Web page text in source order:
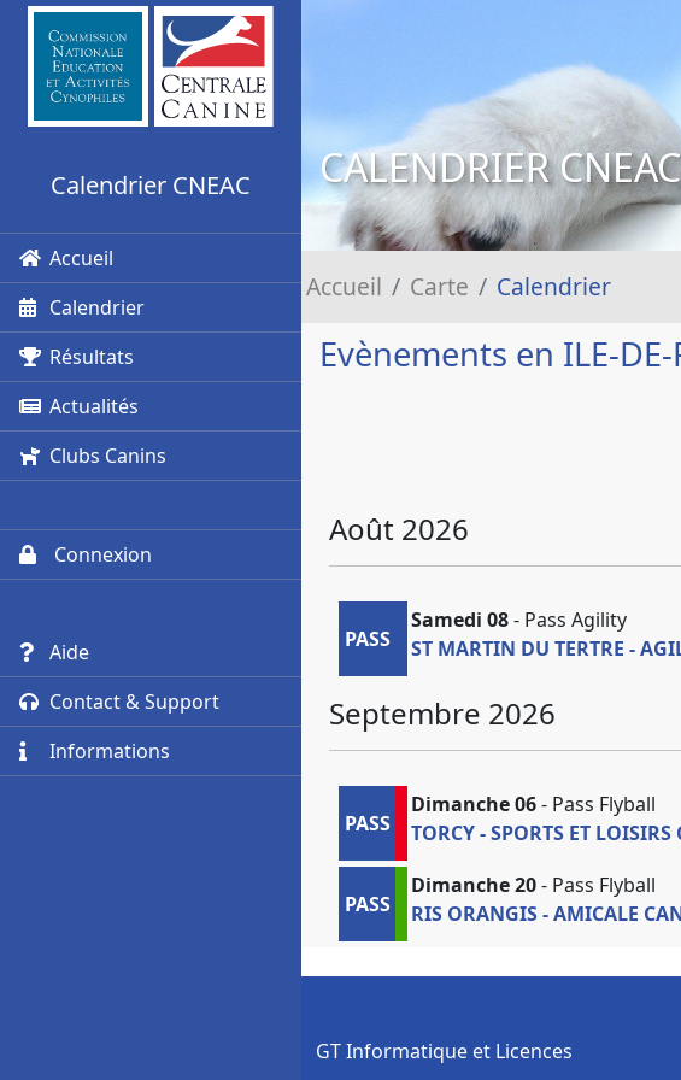
Calendrier CNEAC
Accueil
Calendrier
Résultats
Actualités
Clubs Canins
Connexion
Aide
Contact & Support
Informations
CALENDRIER CNEAC
Accueil Carte Calendrier
Evènements en ILE-DE-
Août 2026
PASS
Samedi 08- Pass Agility
ST MARTIN DU TERTRE -
Septembre 2026
PASS
Dimanche 06- Pass Flyball
TORCY - SPORTS ET
PASS
Dimanche 20- Pass Flyball
RIS ORANGIS - AMICALE
GT Informatique et Licences